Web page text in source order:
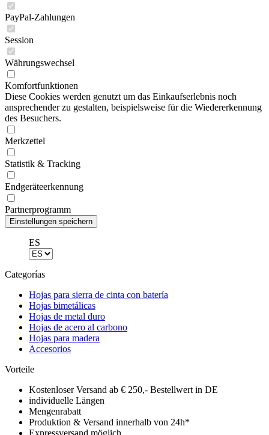
PayPal-Zahlungen
Session
Währungswechsel
Komfortfunktionen
Diese Cookies werden genutzt um das Einkaufserlebnis noch
ansprechender zu gestalten, beispielsweise für die Wiedererkennung
des Besuchers.
Merkzettel
Statistik & Tracking
Endgeräteerkennung
Partnerprogramm
ES
Categorías
Hojas para sierra de cinta con batería
Hojas bimetálicas
Hojas de metal duro
Hojas de acero al carbono
Hojas para madera
Accesorios
Vorteile
Kostenloser Versand ab € 250,- Bestellwert in DE
individuelle Längen
Mengenrabatt
Produktion & Versand innerhalb von 24h*
Expressversand möglich